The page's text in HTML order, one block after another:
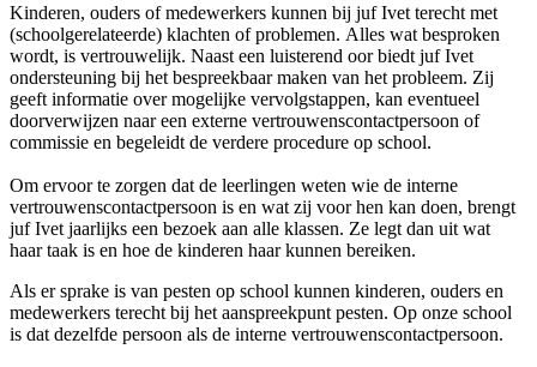
Kinderen, ouders of medewerkers kunnen bij juf Ivet terecht met
(schoolgerelateerde) klachten of problemen. Alles wat besproken
wordt, is vertrouwelijk. Naast een luisterend oor biedt juf Ivet
ondersteuning bij het bespreekbaar maken van het probleem. Zij
geeft informatie over mogelijke vervolgstappen, kan eventueel
doorverwijzen naar een externe vertrouwenscontactpersoon of
commissie en begeleidt de verdere procedure op school.
Om ervoor te zorgen dat de leerlingen weten wie de interne
vertrouwenscontactpersoon is en wat zij voor hen kan doen, brengt
juf Ivet jaarlijks een bezoek aan alle klassen. Ze legt dan uit wat
haar taak is en hoe de kinderen haar kunnen bereiken.
Als er sprake is van pesten op school kunnen kinderen, ouders en
medewerkers terecht bij het aanspreekpunt pesten. Op onze school
is dat dezelfde persoon als de interne vertrouwenscontactpersoon.